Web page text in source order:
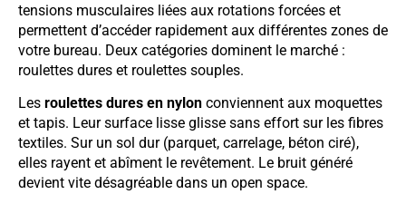
tensions musculaires liées aux rotations forcées et
permettent d’accéder rapidement aux différentes zones de
votre bureau. Deux catégories dominent le marché :
roulettes dures et roulettes souples.
Les roulettes dures en nylon conviennent aux moquettes
et tapis. Leur surface lisse glisse sans effort sur les fibres
textiles. Sur un sol dur (parquet, carrelage, béton ciré),
elles rayent et abîment le revêtement. Le bruit généré
devient vite désagréable dans un open space.